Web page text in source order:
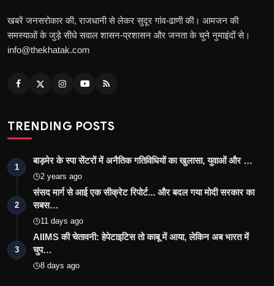
खबरें जनसरोकार की, राजधानी से लेकर सुदूर गांव-ढाणी की। आमजन की
समस्याओं के जुड़े सीधे सवाल शासन-प्रशासन और जनता के चुने नुमाइंदों से।
info@thekhatak.com
TRENDING POSTS
1
बाड़मेर के स्पा सेंटरों में अनैतिक गतिविधियों का खुलासा, युवाओं और …
2 years ago
2
संसद मार्ग से आई एक सीक्रेट रिपोर्ट... और बदल गया मोदी सरकार का
सबस…
11 days ago
3
AIIMS की चेतावनी: हेपेटाइटिस तो काबू में आया, लेकिन अब भारत में
चुप…
8 days ago